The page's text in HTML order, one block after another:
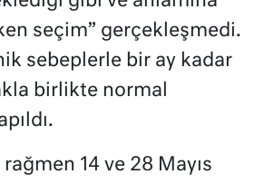
seçim” gerçekleşmedi.
sebeplerle bir ay kadar
birlikte normal
14 ve 28 Mayıs